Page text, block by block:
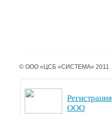
© ООО «ЦСБ «СИСТЕМА» 2011
Регистрация
ООО